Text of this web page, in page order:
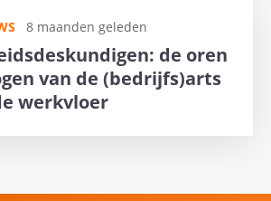
8 maanden geleden
de oren
van de (bedrijfs)arts
werkvloer